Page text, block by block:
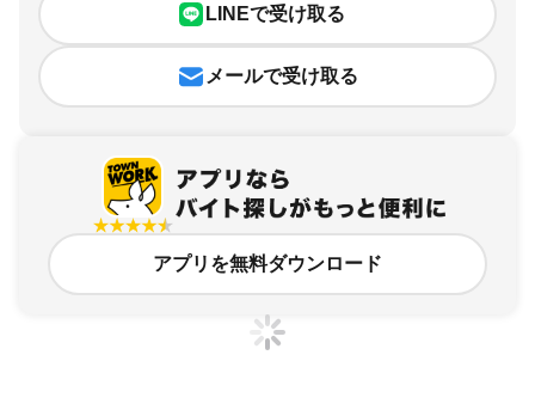
LINEで受け取る
メールで受け取る
アプリを無料ダウンロード